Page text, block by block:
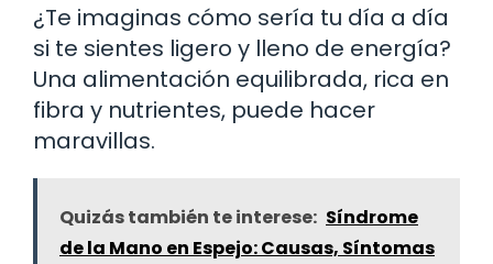
¿Te imaginas cómo sería tu día a día
si te sientes ligero y lleno de energía?
Una alimentación equilibrada, rica en
fibra y nutrientes, puede hacer
maravillas.
Quizás también te interese: Síndrome
de la Mano en Espejo: Causas, Síntomas